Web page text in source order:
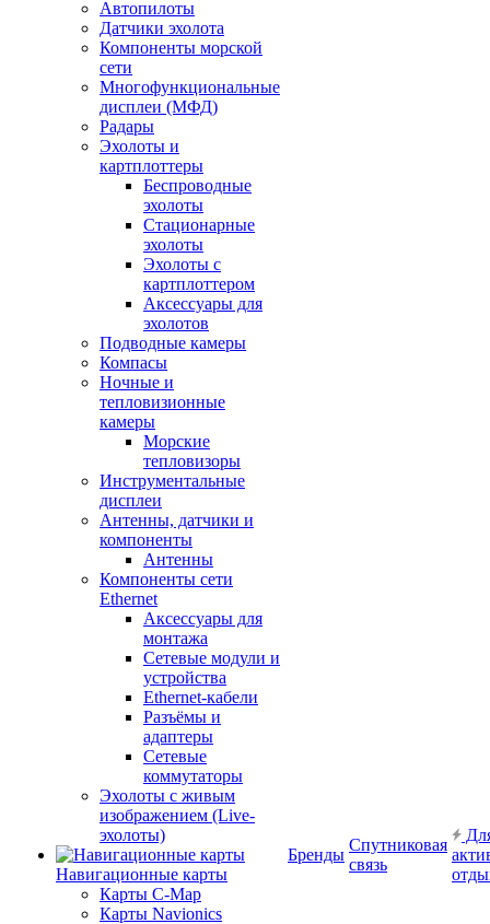
Автопилоты
Датчики эхолота
Компоненты морской
сети
Многофункциональные
дисплеи (МФД)
Радары
Эхолоты и
картплоттеры
Беспроводные
эхолоты
Стационарные
эхолоты
Эхолоты с
картплоттером
Аксессуары для
эхолотов
Подводные камеры
Компасы
Ночные и
тепловизионные
камеры
Морские
тепловизоры
Инструментальные
дисплеи
Антенны, датчики и
компоненты
Антенны
Компоненты сети
Ethernet
Аксессуары для
монтажа
Сетевые модули и
устройства
Ethernet-кабели
Разъёмы и
адаптеры
Сетевые
коммутаторы
Эхолоты с живым
изображением (Live-
эхолоты)
Навигационные карты
Карты C-Map
Карты Navionics
Бренды
Спутниковая
связь